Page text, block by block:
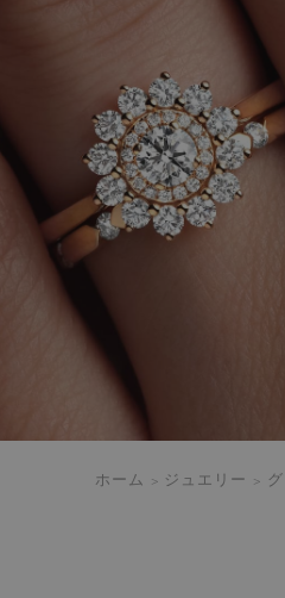
ホーム ジュエリー